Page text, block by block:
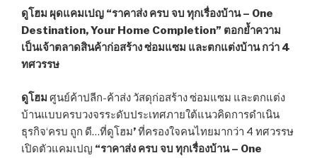
ดูโฮม ผุดแคมเปญ “ราคาส่ง ครบ จบ ทุกเรื่องบ้าน – One
Destination, Your Home Completion” ตอกย้ำความ
เป็นเจ้าตลาดสินค้าก่อสร้าง ซ่อมแซม และตกแต่งบ้าน กว่า 4
ทศวรรษ
ดูโฮม ศูนย์ค้าปลีก-ค้าส่ง วัสดุก่อสร้าง ซ่อมแซม และตกแต่ง
บ้านแบบครบวงจรระดับประเทศภายใต้แนวคิดการดำเนิน
ธุรกิจ‘ครบ ถูก ดี…ที่ดูโฮม’ที่ครองใจคนไทยมากว่า 4 ทศวรรษ
เปิดตัวแคมเปญ “ราคาส่ง ครบ จบ ทุกเรื่องบ้าน– One